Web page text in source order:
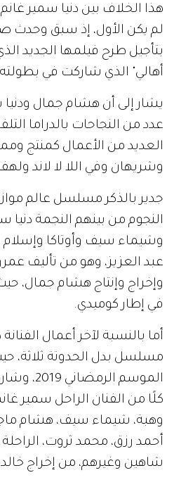
هذا الخلاف بين دنيا سمير
لم يكن الأول، إذ سبق وحدث
بتأجيل طرح فيلمها الجديد
أهالي" الذي شاركت في بطولته
يشار إلى أن هشام جمال
عدد من النجاحات بالدراما
العديد من الأعمال كمنتج
وشريهان وفي اللا لا لاند
جدير بالذكر مسلسل عالم
النجوم من بينهم النجمة دنيا
وشيماء سيف وأوتاكا وإسلام
عبد العزيز، وهو من تأليف
وإخراج وإنتاج هشام جمال،
في إطار كوميدي.
أما بالنسبة لآخر أعمال
مسلسل بدل الحدوتة ثلاثة،
الموسم
كلًا من الفنان الراحل سمير
وهبة، شيماء سيف، هشام ماجد،
أحمد رزق، محمد ثروت،
شاهين وغيرهم، من إخراج خالد